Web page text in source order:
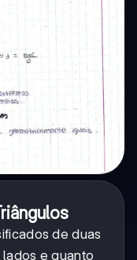
de duas
e quanto